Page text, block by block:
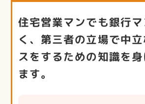
住宅営業マンでも銀行
く、第三者の立場で中
スをするための知識を
ます。